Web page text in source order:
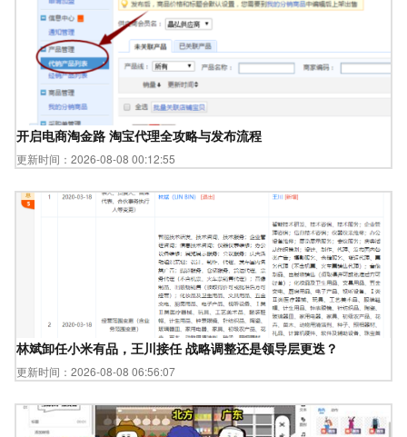
开启电商淘金路 淘宝代理全攻略与发布流程
更新时间：2026-08-08 00:12:55
林斌卸任小米有品，王川接任 战略调整还是领导层更迭？
更新时间：2026-08-08 06:56:07